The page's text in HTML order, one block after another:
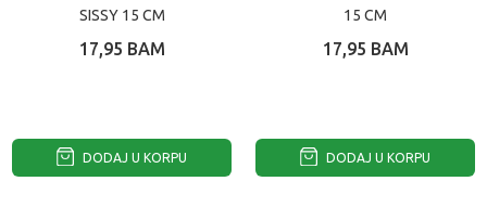
SISSY 15 CM
17,95 BAM
DODAJ U KORPU
15 CM
17,95 BAM
DODAJ U KORPU